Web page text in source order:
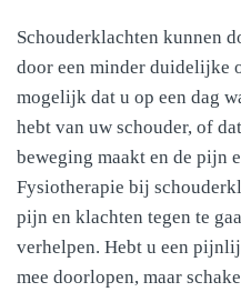
Schouderklachten kunnen
door een minder duidelijke
mogelijk dat u op een dag
hebt van uw schouder, of
beweging maakt en de pijn
Fysiotherapie bij
pijn en klachten tegen te
verhelpen. Hebt u een
mee doorlopen, maar